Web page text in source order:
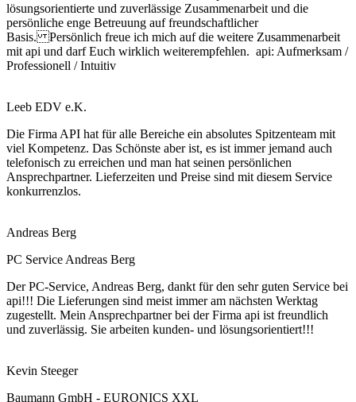
lösungsorientierte und zuverlässige Zusammenarbeit und die
persönliche enge Betreuung auf freundschaftlicher
Basis. Persönlich freue ich mich auf die weitere Zusammenarbeit
mit api und darf Euch wirklich weiterempfehlen. api: Aufmerksam /
Professionell / Intuitiv
Leeb EDV e.K.
Die Firma API hat für alle Bereiche ein absolutes Spitzenteam mit
viel Kompetenz. Das Schönste aber ist, es ist immer jemand auch
telefonisch zu erreichen und man hat seinen persönlichen
Ansprechpartner. Lieferzeiten und Preise sind mit diesem Service
konkurrenzlos.
Andreas Berg
PC Service Andreas Berg
Der PC-Service, Andreas Berg, dankt für den sehr guten Service bei
api!!! Die Lieferungen sind meist immer am nächsten Werktag
zugestellt. Mein Ansprechpartner bei der Firma api ist freundlich
und zuverlässig. Sie arbeiten kunden- und lösungsorientiert!!!
Kevin Steeger
Baumann GmbH - EURONICS XXL